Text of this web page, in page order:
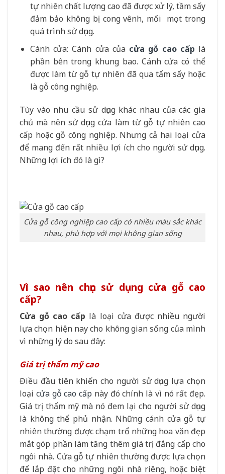
tự nhiên chất lượng cao đã được xử lý, tầm sấy
đảm bảo không bị cong vênh, mối mọt trong
quá trình sử dụng.
Cánh cửa: Cánh cửa của cửa gỗ cao cấp là
phần bên trong khung bao. Cánh cửa có thể
được làm từ gỗ tự nhiên đã qua tẩm sấy hoặc
là gỗ công nghiệp.
Tùy vào nhu cầu sử dụng khác nhau của các gia
chủ mà nên sử dụng cửa làm từ gỗ tự nhiên cao
cấp hoặc gỗ công nghiệp. Nhưng cả hai loại cửa
để mang đến rất nhiều lợi ích cho người sử dụng.
Những lợi ích đó là gì?
Cửa gỗ công nghiệp cao cấp có nhiều màu sắc khác
nhau, phù hợp với mọi không gian sống
Vì sao nên chọn sử dụng cửa gỗ cao
cấp?
Cửa gỗ cao cấp là loại cửa được nhiều người
lựa chọn hiện nay cho không gian sống của mình
vì những lý do sau đây:
Giá trị thẩm mỹ cao
Điều đầu tiên khiến cho người sử dụng lựa chọn
loại cửa gỗ cao cấp này đó chính là vì nó rất đẹp.
Giá trị thẩm mỹ mà nó đem lại cho người sử dụng
là không thể phủ nhận. Những cánh cửa gỗ tự
nhiên thường được chạm trổ những hoa văn đẹp
mắt góp phần làm tăng thêm giá trị đẳng cấp cho
ngôi nhà. Cửa gỗ tự nhiên thường được lựa chọn
để lắp đặt cho những ngôi nhà riêng, hoặc biệt